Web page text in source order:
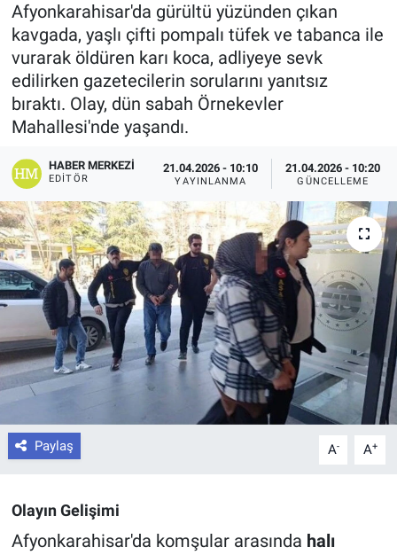
Afyonkarahisar'da gürültü yüzünden çıkan
kavgada, yaşlı çifti pompalı tüfek ve tabanca ile
vurarak öldüren karı koca, adliyeye sevk
edilirken gazetecilerin sorularını yanıtsız
bıraktı. Olay, dün sabah Örnekevler
Mahallesi'nde yaşandı.
HABER MERKEZI
EDITÖR
21.04.2026 - 10:10
YAYINLANMA
21.04.2026 - 10:20
GÜNCELLEME
Paylaş A- A+
Olayın Gelişimi
Afyonkarahisar'da komşular arasında halı